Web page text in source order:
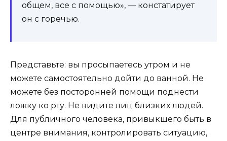
общем, все с помощью», — констатирует
он с горечью.
Представьте: вы просыпаетесь утром и не
можете самостоятельно дойти до ванной. Не
можете без посторонней помощи поднести
ложку ко рту. Не видите лиц близких людей.
Для публичного человека, привыкшего быть в
центре внимания, контролировать ситуацию,